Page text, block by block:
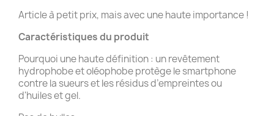
Article à petit prix, mais avec une haute importance !
Caractéristiques du produit
Pourquoi une haute définition : un revêtement
hydrophobe et oléophobe protège le smartphone
contre la sueurs et les résidus d’empreintes ou
d'huiles et gel.